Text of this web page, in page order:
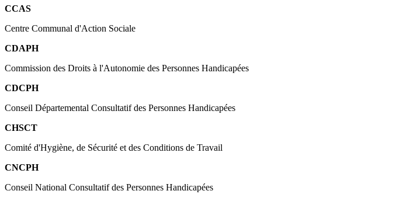
CCAS
Centre Communal d'Action Sociale
CDAPH
Commission des Droits à l'Autonomie des Personnes Handicapées
CDCPH
Conseil Départemental Consultatif des Personnes Handicapées
CHSCT
Comité d'Hygiène, de Sécurité et des Conditions de Travail
CNCPH
Conseil National Consultatif des Personnes Handicapées